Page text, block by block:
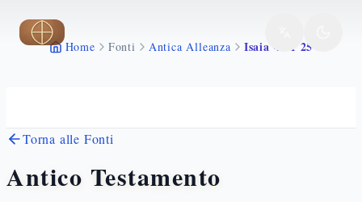
Vai al contenuto principale
Home Fonti Antica Alleanza Isaia 45 1 25
Torna alle Fonti
Antico Testamento